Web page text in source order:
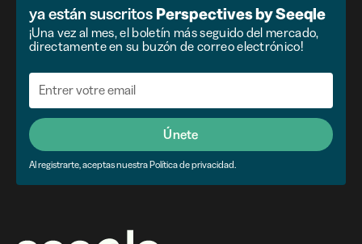
ya están suscritos Perspectives by Seeqle
¡Una vez al mes, el boletín más seguido del mercado,
directamente en su buzón de correo electrónico!
Únete
Al registrarte, aceptas nuestra Política de privacidad.